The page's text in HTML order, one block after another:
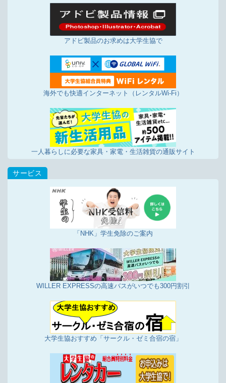
アドビ製品のお求めは大学生協で
海外でも快適インターネット（レンタルWi-Fi）
一人暮らしに必要な家具・家電・生活雑貨の通販サイト
「NHK」学生免除のご案内
WILLER EXPRESSの高速バスがいつでも300円割引
大学生協おすすめ「サークル・ゼミ合宿の宿」